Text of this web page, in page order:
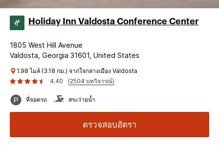
Holiday Inn Valdosta Conference Center
1805 West Hill Avenue
Valdosta, Georgia 31601, United States
1.98 ไมล์ (3.18 กม.) จากใจกลางเมือง Valdosta
4.40
(2504 บทวิจารณ์)
ที่จอดรถ สระว่ายน้ำ
ตรวจสอบอัตรา